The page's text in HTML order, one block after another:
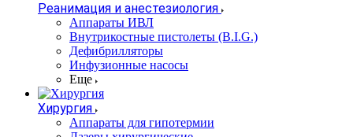
Реанимация и анестезиология
Аппараты ИВЛ
Внутрикостные пистолеты (B.I.G.)
Дефибрилляторы
Инфузионные насосы
Еще
Хирургия
Аппараты для гипотермии